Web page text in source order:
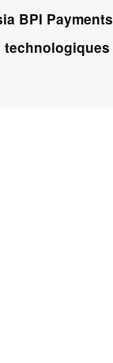
BPI Payments
technologiques